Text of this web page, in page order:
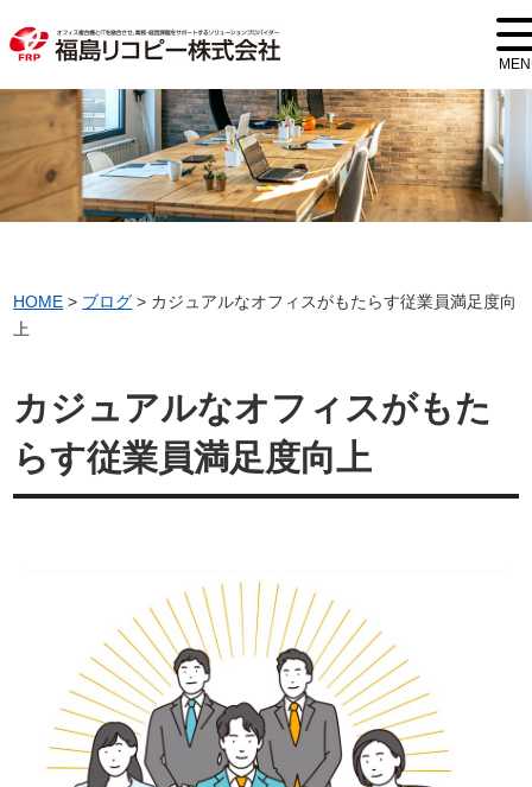
HOME > ブログ > カジュアルなオフィスがもたらす従業員満足度向
上
カジュアルなオフィスがもた
らす従業員満足度向上